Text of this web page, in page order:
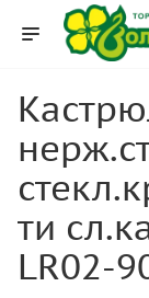
ти
LR02-